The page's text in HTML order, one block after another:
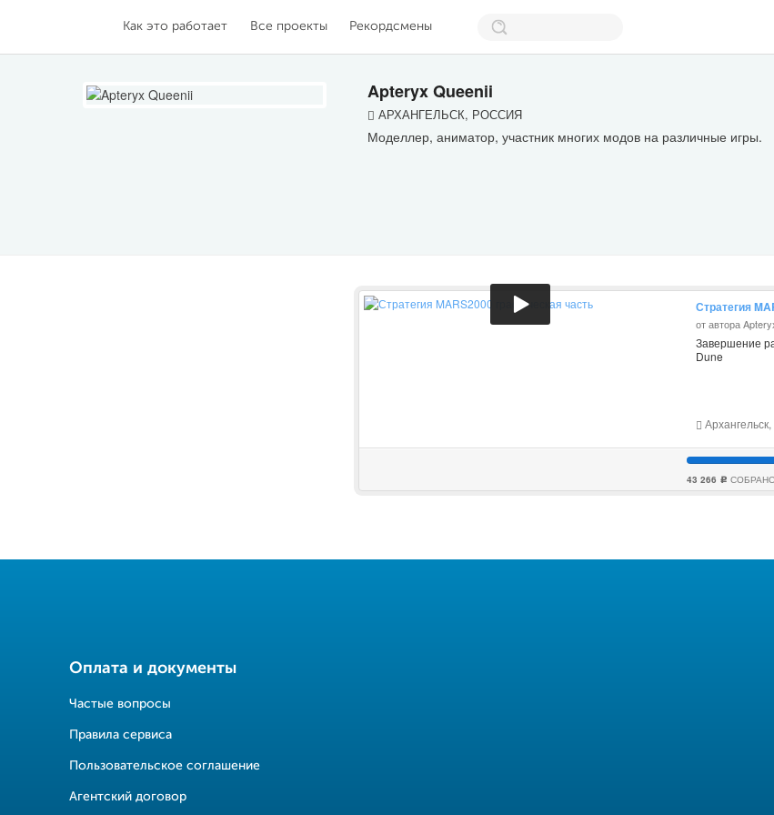
Как это работает Все проекты Рекордсмены
Apteryx Queenii
АРХАНГЕЛЬСК, РОССИЯ
Моделлер, аниматор, участник многих модов на различные игры.
Стратегия
от автора
Завершение
Dune
43 266 c
Оплата и документы
Частые вопросы
Правила сервиса
Пользовательское соглашение
Агентский договор